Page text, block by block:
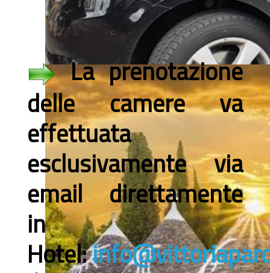
La prenotazione
delle camere va
effettuata
esclusivamente via
email direttamente
in
Hotel: